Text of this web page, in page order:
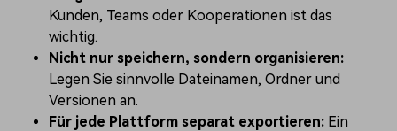
Kunden, Teams oder Kooperationen ist das
wichtig.
Nicht nur speichern, sondern organisieren:
Legen Sie sinnvolle Dateinamen, Ordner und
Versionen an.
Für jede Plattform separat exportieren: Ein